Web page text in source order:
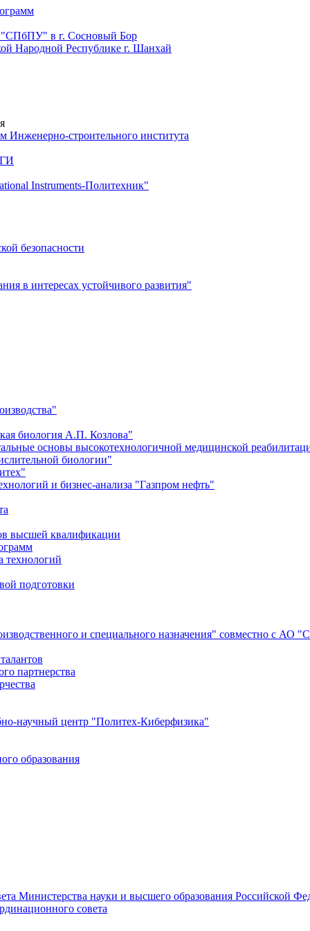
"СПбПУ" в г. Сосновый Бор
Народной Республике г. Шанхай
строительного института
Instruments-Политехник"
безопасности
в интересах устойчивого развития"
биология А.П. Козлова"
основы высокотехнологичной медицинской
биологии"
и бизнес-анализа "Газпром нефть"
высшей квалификации
технологий
подготовки
и специального назначения" совместно с
партнерства
научный центр "Политех-Киберфизика"
образования
Министерства науки и высшего образования Российской
совета